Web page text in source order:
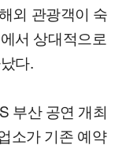
외 관광객이 숙
서 상대적으로
다.
부산 공연 개최
소가 기존 예약